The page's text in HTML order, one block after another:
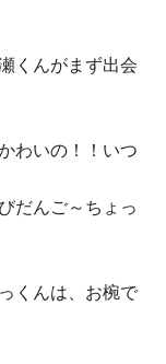
くんがまず出会
わいの！！いつ
だんご～ちょっ
くんは、お椀で